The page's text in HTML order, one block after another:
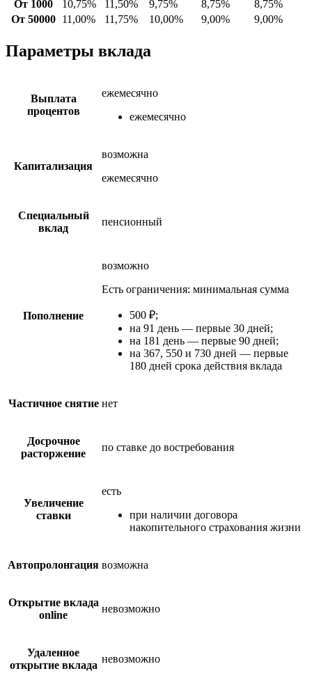
От 1000 10,75% 11,50% 9,75% 8,75%
8,75%
От 50000 11,00% 11,75% 10,00% 9,00% 9,00%
Параметры вклада
Выплата
процентов
ежемесячно
ежемесячно
Капитализация
возможна
ежемесячно
Специальный
вклад
пенсионный
Пополнение
возможно
Есть ограничения: минимальная сумма
500 ₽;
на 91 день — первые 30 дней;
на 181 день — первые 90 дней;
на 367, 550 и 730 дней — первые
180 дней срока действия вклада
Частичное снятие нет
Досрочное
расторжение
по ставке до востребования
Увеличение
ставки
есть
при наличии договора
накопительного страхования жизни
Автопролонгация возможна
Открытие вклада
online
невозможно
Удаленное
открытие вклада
невозможно